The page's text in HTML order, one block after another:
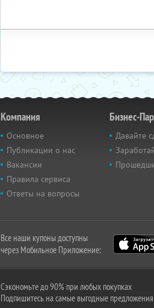
Компания
Основное
Публикации о нас
Вакансии
Правила сервиса
Ответы на вопросы
Бизнес-
Давайте
Все наши купоны доступны
через Мобильное Приложение:
Сэкономьте до 90% при любых покупках
Подпишитесь на самые выгодные предложения